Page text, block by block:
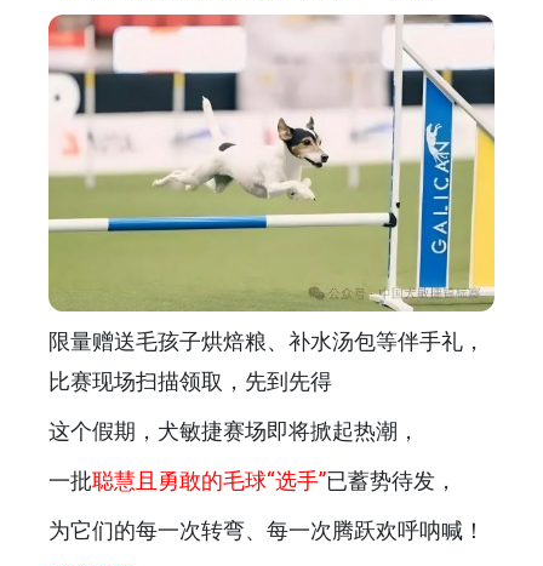
限量赠送毛孩子烘焙粮、补水汤包等伴手礼，
比赛现场扫描领取，先到先得
这个假期，犬敏捷赛场即将掀起热潮，
一批聪慧且勇敢的毛球“选手”已蓄势待发，
为它们的每一次转弯、每一次腾跃欢呼呐喊！